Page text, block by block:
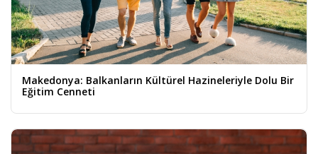
Makedonya: Balkanların Kültürel Hazineleriyle Dolu Bir
Eğitim Cenneti